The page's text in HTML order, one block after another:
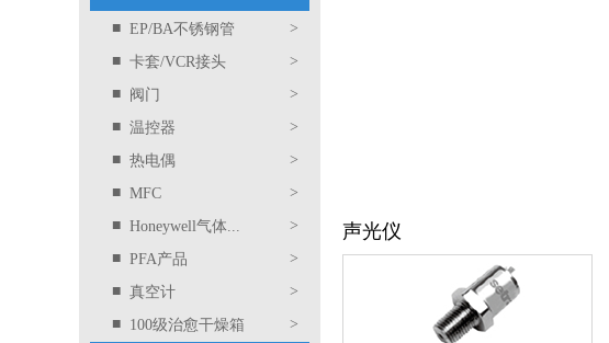
■ EP/BA不锈钢管
>
■ 卡套/VCR接头
>
■ 阀门
>
■ 温控器
>
■ 热电偶
>
■ MFC
>
■ Honeywell气体...
>
■ PFA产品
>
■ 真空计
>
■ 100级治愈干燥箱 >
声光仪